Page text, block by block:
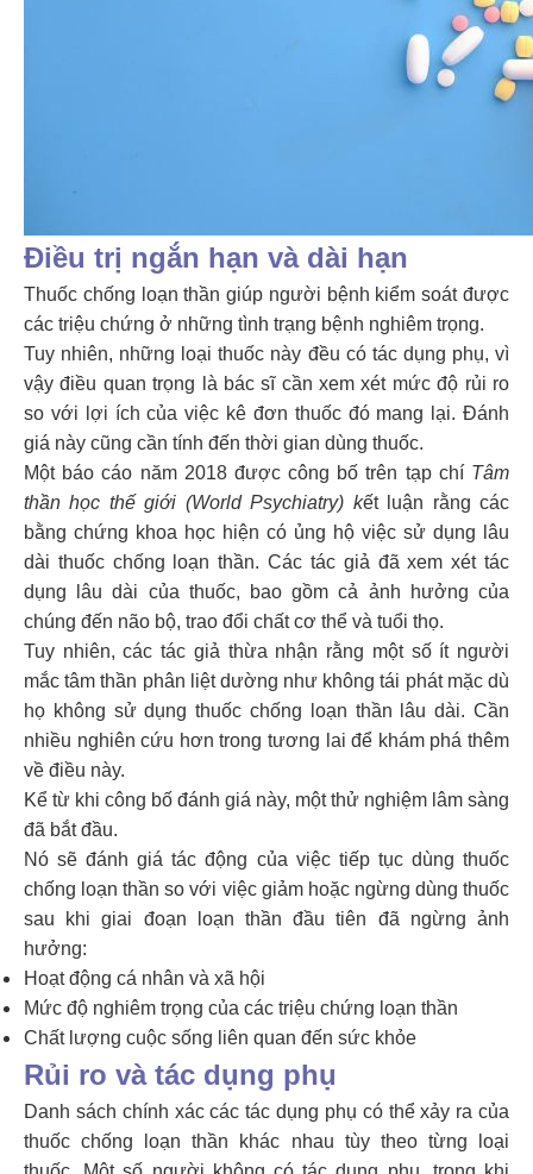
Điều trị ngắn hạn và dài hạn
Thuốc chống loạn thần giúp người bệnh kiểm soát được
các triệu chứng ở những tình trạng bệnh nghiêm trọng.
Tuy nhiên, những loại thuốc này đều có tác dụng phụ, vì
vậy điều quan trọng là bác sĩ cần xem xét mức độ rủi ro
so với lợi ích của việc kê đơn thuốc đó mang lại. Đánh
giá này cũng cần tính đến thời gian dùng thuốc.
Một báo cáo năm 2018 được công bố trên tạp chí Tâm
thần học thế giới (World Psychiatry) kết luận rằng các
bằng chứng khoa học hiện có ủng hộ việc sử dụng lâu
dài thuốc chống loạn thần. Các tác giả đã xem xét tác
dụng lâu dài của thuốc, bao gồm cả ảnh hưởng của
chúng đến não bộ, trao đổi chất cơ thể và tuổi thọ.
Tuy nhiên, các tác giả thừa nhận rằng một số ít người
mắc tâm thần phân liệt dường như không tái phát mặc dù
họ không sử dụng thuốc chống loạn thần lâu dài. Cần
nhiều nghiên cứu hơn trong tương lai để khám phá thêm
về điều này.
Kể từ khi công bố đánh giá này, một thử nghiệm lâm sàng
đã bắt đầu.
Nó sẽ đánh giá tác động của việc tiếp tục dùng thuốc
chống loạn thần so với việc giảm hoặc ngừng dùng thuốc
sau khi giai đoạn loạn thần đầu tiên đã ngừng ảnh
hưởng:
Hoạt động cá nhân và xã hội
Mức độ nghiêm trọng của các triệu chứng loạn thần
Chất lượng cuộc sống liên quan đến sức khỏe
Rủi ro và tác dụng phụ
Danh sách chính xác các tác dụng phụ có thể xảy ra của
thuốc chống loạn thần khác nhau tùy theo từng loại